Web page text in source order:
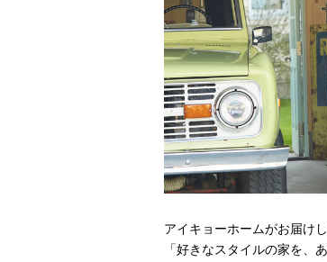
アイキョーホームがお届け
「好きなスタイルの家を、